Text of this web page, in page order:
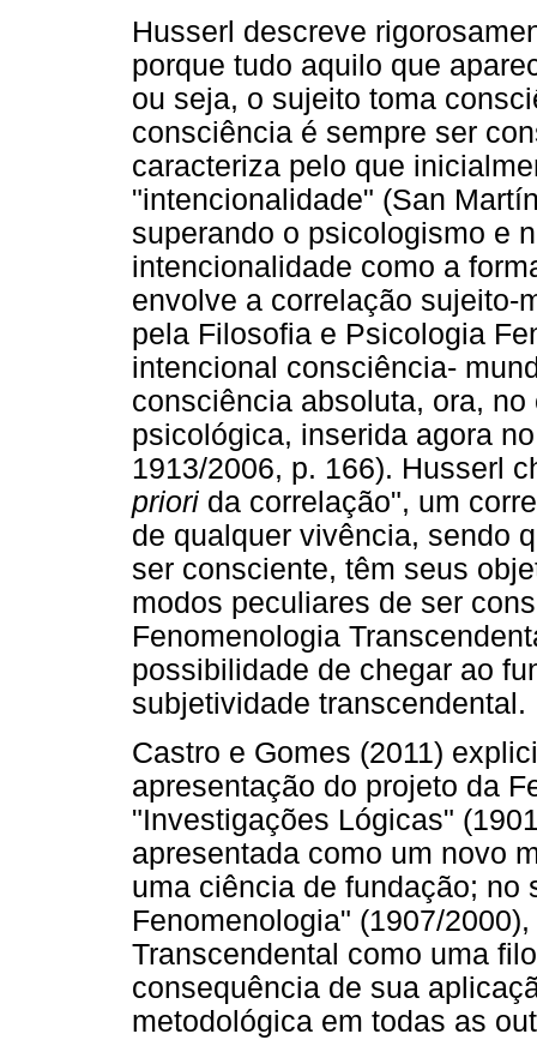
Husserl descreve
porque tudo aquilo que
ou seja, o sujeito toma
consciência é sempre ser
caracteriza pelo que
"intencionalidade" (San
superando o psicologismo e
intencionalidade como a
envolve a correlação sujeito-
pela Filosofia e Psicologia
intencional consciência-
consciência absoluta, ora,
psicológica, inserida agora
1913/2006, p. 166). Husserl
priori da correlação", um
de qualquer vivência, sendo
ser consciente, têm seus
modos peculiares de ser
Fenomenologia
possibilidade de chegar ao
subjetividade transcendental.
Castro e Gomes (2011)
apresentação do projeto da
"Investigações Lógicas"
apresentada como um novo
uma ciência de fundação; no
Fenomenologia" (1907/
Transcendental como uma
consequência de sua
metodológica em todas as